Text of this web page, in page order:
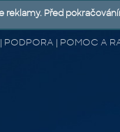
PODPORA | POMOC A
Před